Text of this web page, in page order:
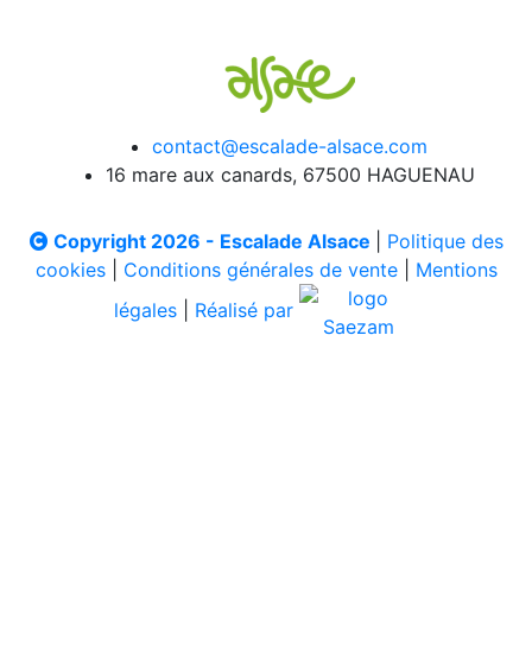
contact@escalade-alsace.com
16 mare aux canards, 67500 HAGUENAU
Copyright 2026 - Escalade Alsace
Politique des
cookies| Conditions générales de vente| Mentions
légales
Réalisé par